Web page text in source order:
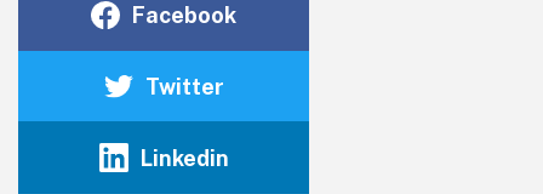
Facebook
Twitter
Linkedin